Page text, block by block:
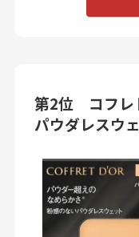
第2位 コフレ
パウダレスウ